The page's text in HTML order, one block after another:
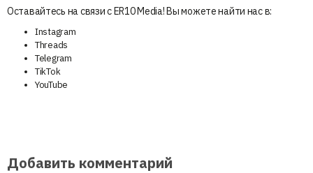
Оставайтесь на связи с ER10 Media! Вы можете найти нас в:
Instagram
Threads
Telegram
TikTok
YouTube
Добавить комментарий